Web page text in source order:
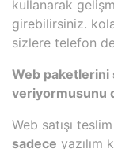
kullanarak
girebilirsiniz.
sizlere telefon
Web paketlerini
veriyormusunu
Web satışı
sadece yazılım